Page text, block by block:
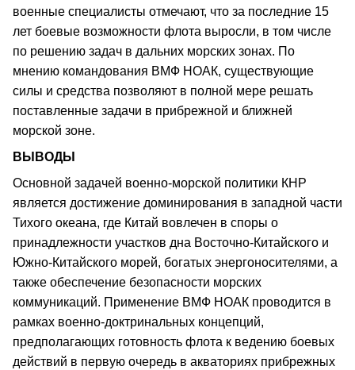
военные специалисты отмечают, что за последние 15
лет боевые возможности флота выросли, в том числе
по решению задач в дальних морских зонах. По
мнению командования ВМФ НОАК, существующие
силы и средства позволяют в полной мере решать
поставленные задачи в прибрежной и ближней
морской зоне.
ВЫВОДЫ
Основной задачей военно-морской политики КНР
является достижение доминирования в западной части
Тихого океана, где Китай вовлечен в споры о
принадлежности участков дна Восточно-Китайского и
Южно-Китайского морей, богатых энергоносителями, а
также обеспечение безопасности морских
коммуникаций. Применение ВМФ НОАК проводится в
рамках военно-доктринальных концепций,
предполагающих готовность флота к ведению боевых
действий в первую очередь в акваториях прибрежных